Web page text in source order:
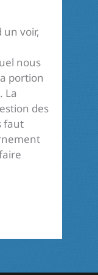
un voir,
nous
portion
La
des
faut